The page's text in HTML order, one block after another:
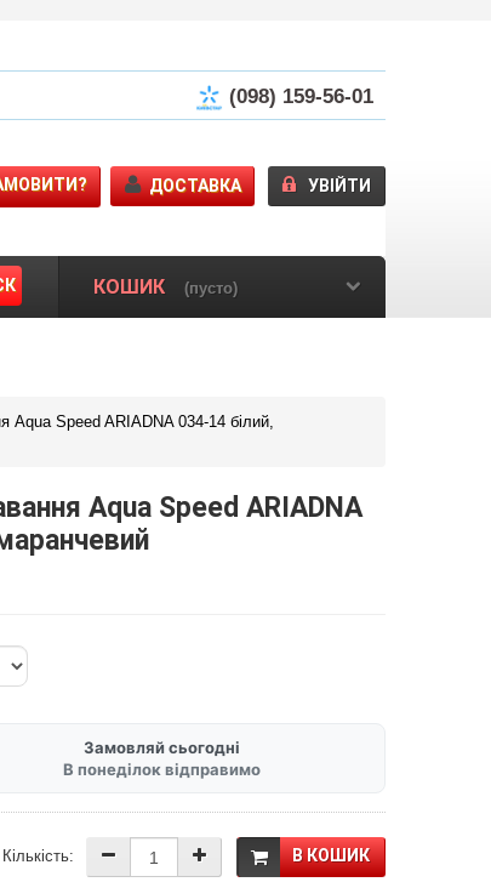
(098) 159-56-01
УВІЙТИ
ДОСТАВКА
КОШИК (пусто)
Aqua Speed ARIADNA 034-14 білий,
Aqua Speed ARIADNA
Замовляй сьогодні
В понеділок відправимо
В КОШИК
Кількість: